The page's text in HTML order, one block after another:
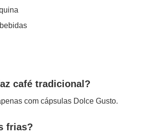
café tradicional?
com cápsulas Dolce Gusto.
frias?